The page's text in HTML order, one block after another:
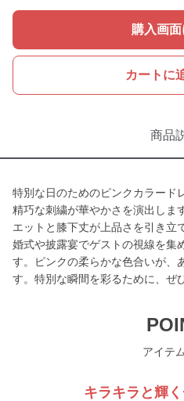
購入画
カートに
商品
特別な日のためのピンクカラード
精巧な刺繍が華やかさを演出しま
エットと膝下丈が上品さを引き立
婚式や披露宴でゲストの視線を集
す。ピンクの柔らかな色合いが、
す。特別な瞬間を彩るために、ぜ
アイテ
キラキラと輝